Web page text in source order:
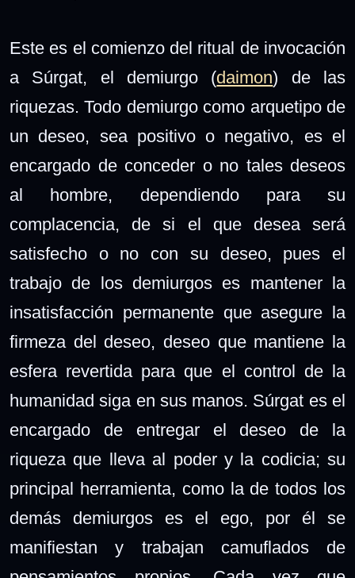
Este es el comienzo del ritual de invocación
a Súrgat, el demiurgo (daimon) de las
riquezas. Todo demiurgo como arquetipo de
un deseo, sea positivo o negativo, es el
encargado de conceder o no tales deseos
al hombre, dependiendo para su
complacencia, de si el que desea será
satisfecho o no con su deseo, pues el
trabajo de los demiurgos es mantener la
insatisfacción permanente que asegure la
firmeza del deseo, deseo que mantiene la
esfera revertida para que el control de la
humanidad siga en sus manos. Súrgat es el
encargado de entregar el deseo de la
riqueza que lleva al poder y la codicia; su
principal herramienta, como la de todos los
demás demiurgos es el ego, por él se
manifiestan y trabajan camuflados de